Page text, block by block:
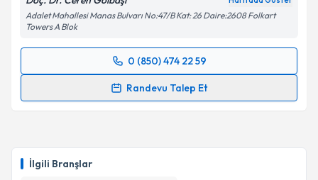
İlgili Branşlar
kapsamda işlenmesini kabul ediyorum.
Takvim Talebini Gönder
Adalet Mahallesi Manas Bulvarı No:47/B Kat: 26 Daire:2608 Folkart
Towers A Blok
0 (850) 474 22 59
Randevu Talep Et
Randevu Takvimi Talebi
E-posta Adresiniz